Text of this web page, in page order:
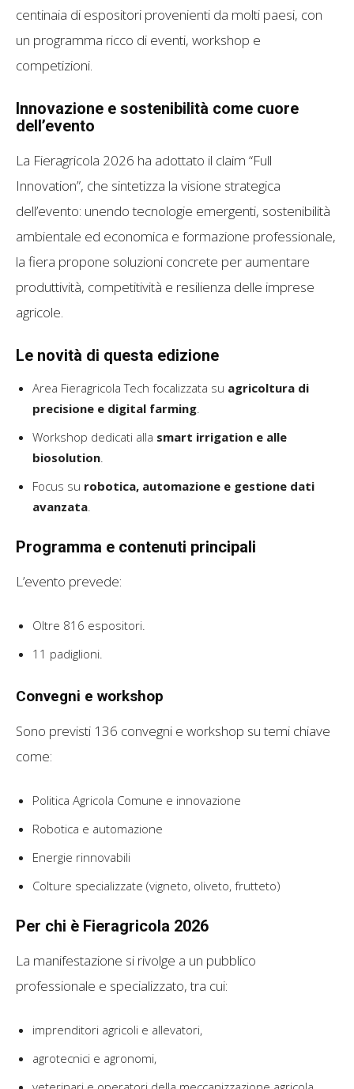
centinaia di espositori provenienti da molti paesi, con
un programma ricco di eventi, workshop e
competizioni.
Innovazione e sostenibilità come cuore
dell’evento
La Fieragricola 2026 ha adottato il claim “Full
Innovation”, che sintetizza la visione strategica
dell’evento: unendo tecnologie emergenti, sostenibilità
ambientale ed economica e formazione professionale,
la fiera propone soluzioni concrete per aumentare
produttività, competitività e resilienza delle imprese
agricole.
Le novità di questa edizione
Area Fieragricola Tech focalizzata su agricoltura di
precisione e digital farming.
Workshop dedicati alla smart irrigation e alle
biosolution.
Focus su robotica, automazione e gestione dati
avanzata.
Programma e contenuti principali
L’evento prevede:
Oltre 816 espositori.
11 padiglioni.
Convegni e workshop
Sono previsti 136 convegni e workshop su temi chiave
come:
Politica Agricola Comune e innovazione
Robotica e automazione
Energie rinnovabili
Colture specializzate (vigneto, oliveto, frutteto)
Per chi è Fieragricola 2026
La manifestazione si rivolge a un pubblico
professionale e specializzato, tra cui:
imprenditori agricoli e allevatori,
agrotecnici e agronomi,